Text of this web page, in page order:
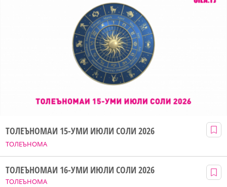
ТОЛЕЪНОМА
ТОЛЕЪНОМАИ 15-УМИ ИЮЛИ СОЛИ 2026
ТОЛЕЪНОМА
ТОЛЕЪНОМАИ 16-УМИ ИЮЛИ СОЛИ 2026